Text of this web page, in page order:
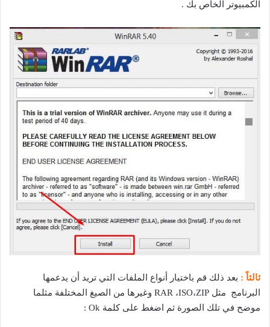
الكمبيوتر الخاص بك .
ثالثاً : بعد ذلك قم باختيار أنواع الملفات التي تريد أن يدعمها
البرنامج مثل RAR ،ISO،ZIP وغيرها من الصيغ المختلفة مثلما
موضح في تلك الصورة ثم اضغط على كلمة Ok :